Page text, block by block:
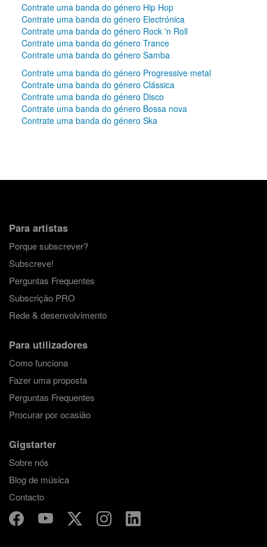
Contrate uma banda do género Hip Hop
Contrate uma banda do género Electrónica
Contrate uma banda do género Rock 'n Roll
Contrate uma banda do género Trance
Contrate uma banda do género Samba
Contrate uma banda do género Progressive metal
Contrate uma banda do género Clássica
Contrate uma banda do género Disco
Contrate uma banda do género Bossa nova
Contrate uma banda do género Ska
Para artistas
Porque subscrever?
Subscreve!
Perguntas Frequentes
Subscrição PRO
Rede & desenvolvimento
Para utilizadores
Como funciona
Fazer uma proposta
Perguntas Frequentes
Procurar por ocasião
Gigstarter
Sobre nós
Blog de música
Contacto